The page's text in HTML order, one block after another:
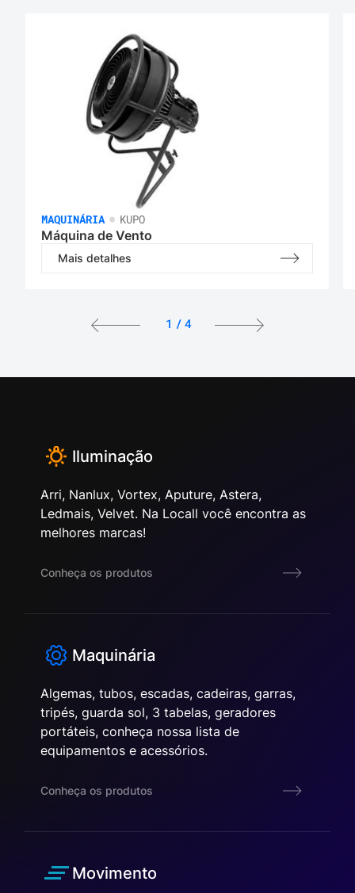
MAQUINÁRIA• KUPO
Máquina de Vento
Mais detalhes
1 / 4
Iluminação
Arri, Nanlux, Vortex, Aputure, Astera,
Ledmais, Velvet. Na Locall você encontra as
melhores marcas!
Conheça os produtos
Maquinária
Algemas, tubos, escadas, cadeiras, garras,
tripés, guarda sol, 3 tabelas, geradores
portáteis, conheça nossa lista de
equipamentos e acessórios.
Conheça os produtos
Movimento